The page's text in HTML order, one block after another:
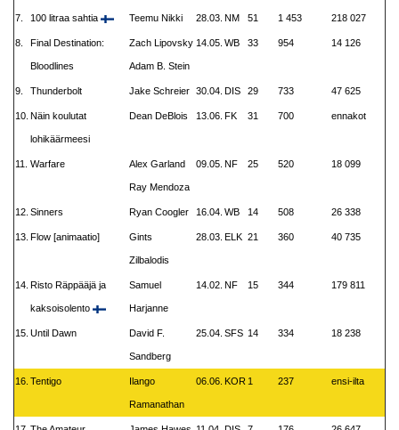
7. 100 litraa sahtia Teemu Nikki 28.03. NM 51 1 453 218 027
8. Final Destination:
Bloodlines
Zach Lipovsky
Adam B. Stein
14.05. WB 33 954 14 126
9. Thunderbolt Jake Schreier 30.04. DIS 29 733 47 625
10. Näin koulutat
lohikäärmeesi
Dean DeBlois 13.06. FK 31 700 ennakot
11. Warfare Alex Garland
Ray Mendoza
09.05. NF 25 520 18 099
12. Sinners Ryan Coogler 16.04. WB 14 508 26 338
13. Flow [animaatio] Gints
Zilbalodis
28.03. ELK 21 360 40 735
14. Risto Räppääjä ja
kaksoisolento
Samuel
Harjanne
14.02. NF 15 344 179 811
15. Until Dawn David F.
Sandberg
25.04. SFS 14 334 18 238
16. Tentigo Ilango
Ramanathan
06.06. KOR 1 237 ensi-ilta